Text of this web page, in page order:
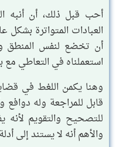
أحب قبل ذلك، أن أنبه
العبادات المتواترة
أن تخضع لنفس المنطق
استعملناه في التعاطي
وهنا يكمن اللغط في
قابل للمراجعة وله
للتصحيح والتقويم لأنه
والأهم أنه لا يستند إلى